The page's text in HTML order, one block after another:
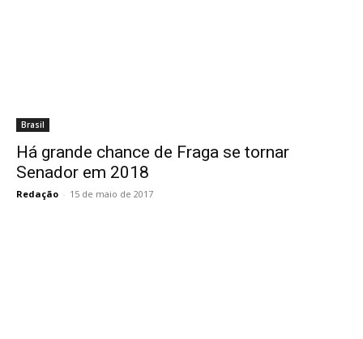
Brasil
Há grande chance de Fraga se tornar
Senador em 2018
Redação - 15 de maio de 2017